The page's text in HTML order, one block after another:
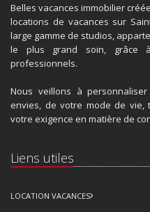
Belles vacances immobilier
locations de vacances sur
large gamme de studios,
le plus grand soin, grâce
professionnels.
Nous veillons à
envies, de votre mode de
votre exigence en matière de
Liens utiles
LOCATION VACANCES